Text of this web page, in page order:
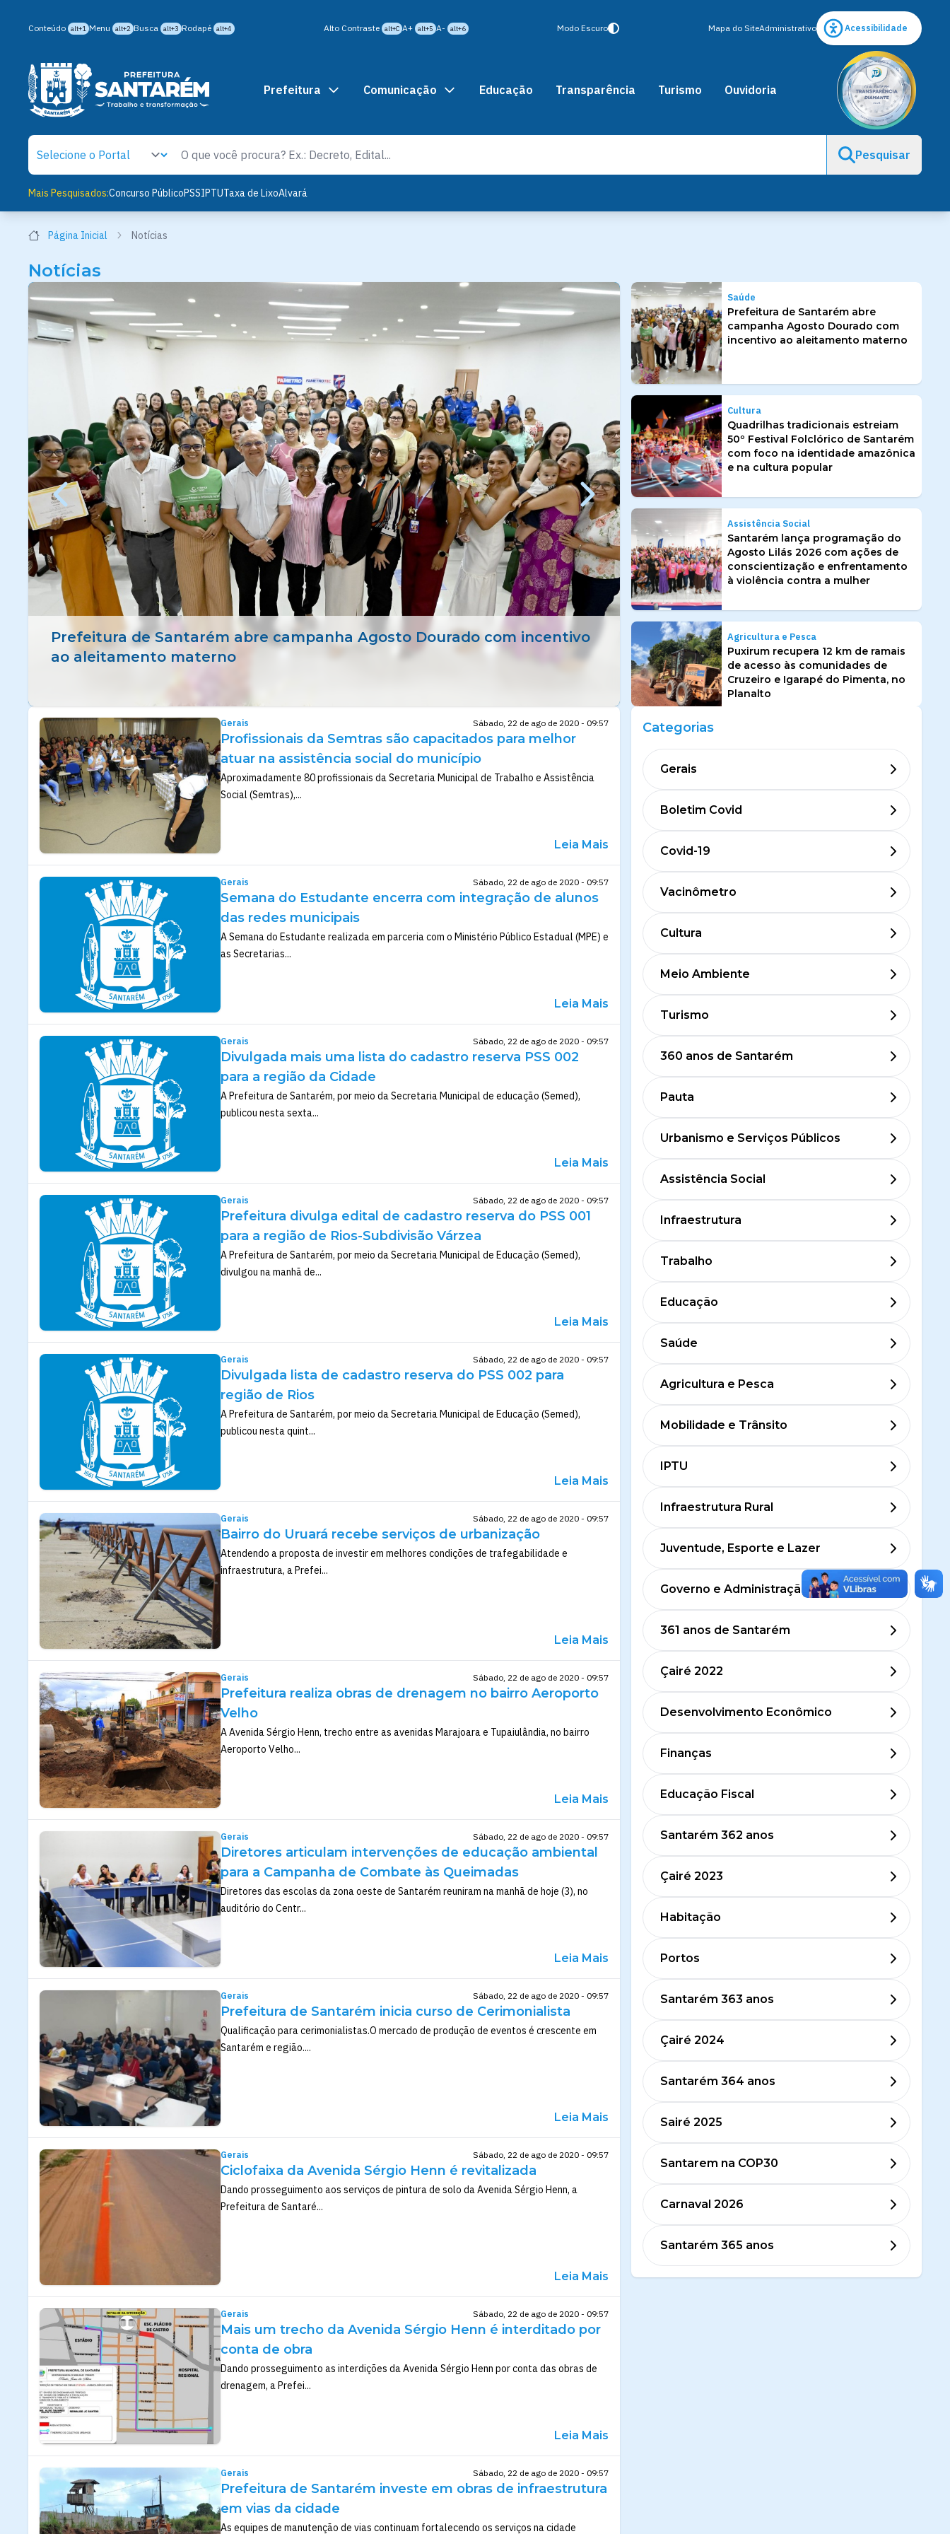
Conteúdo alt+1 Menu alt+2 Busca alt+3 Rodapé alt+4 Alto Contraste alt+C A+ alt+5 A- alt+6 Modo Escuro Mapa do SiteAdministrativo Acessibilidade
Prefeitura Comunicação Educação Transparência Turismo Ouvidoria
Pesquisar
Mais Pesquisados:Concurso PúblicoPSSIPTUTaxa de LixoAlvará
Página Inicial Notícias
Notícias
Prefeitura de Santarém abre campanha Agosto Dourado com incentivo
ao aleitamento materno
Saúde
Prefeitura de Santarém abre
campanha Agosto Dourado com
incentivo ao aleitamento materno
Cultura
Quadrilhas tradicionais estreiam
50º Festival Folclórico de Santarém
com foco na identidade amazônica
e na cultura popular
Assistência Social
Santarém lança programação do
Agosto Lilás 2026 com ações de
conscientização e enfrentamento
à violência contra a mulher
Agricultura e Pesca
Puxirum recupera 12 km de ramais
de acesso às comunidades de
Cruzeiro e Igarapé do Pimenta, no
Planalto
Gerais Sábado, 22 de ago de 2020 - 09:57
Profissionais da Semtras são capacitados para melhor
atuar na assistência social do município
Aproximadamente 80 profissionais da Secretaria Municipal de Trabalho e Assistência
Social (Semtras),...
Leia Mais
Gerais Sábado, 22 de ago de 2020 - 09:57
Semana do Estudante encerra com integração de alunos
das redes municipais
A Semana do Estudante realizada em parceria com o Ministério Público Estadual (MPE) e
as Secretarias...
Leia Mais
Gerais Sábado, 22 de ago de 2020 - 09:57
Divulgada mais uma lista do cadastro reserva PSS 002
para a região da Cidade
A Prefeitura de Santarém, por meio da Secretaria Municipal de educação (Semed),
publicou nesta sexta...
Leia Mais
Gerais Sábado, 22 de ago de 2020 - 09:57
Prefeitura divulga edital de cadastro reserva do PSS 001
para a região de Rios-Subdivisão Várzea
A Prefeitura de Santarém, por meio da Secretaria Municipal de Educação (Semed),
divulgou na manhã de...
Leia Mais
Gerais Sábado, 22 de ago de 2020 - 09:57
Divulgada lista de cadastro reserva do PSS 002 para
região de Rios
A Prefeitura de Santarém, por meio da Secretaria Municipal de Educação (Semed),
publicou nesta quint...
Leia Mais
Gerais Sábado, 22 de ago de 2020 - 09:57
Bairro do Uruará recebe serviços de urbanização
Atendendo a proposta de investir em melhores condições de trafegabilidade e
infraestrutura, a Prefei...
Leia Mais
Gerais Sábado, 22 de ago de 2020 - 09:57
Prefeitura realiza obras de drenagem no bairro Aeroporto
Velho
A Avenida Sérgio Henn, trecho entre as avenidas Marajoara e Tupaiulândia, no bairro
Aeroporto Velho...
Leia Mais
Gerais Sábado, 22 de ago de 2020 - 09:57
Diretores articulam intervenções de educação ambiental
para a Campanha de Combate às Queimadas
Diretores das escolas da zona oeste de Santarém reuniram na manhã de hoje (3), no
auditório do Centr...
Leia Mais
Gerais Sábado, 22 de ago de 2020 - 09:57
Prefeitura de Santarém inicia curso de Cerimonialista
Qualificação para cerimonialistas.O mercado de produção de eventos é crescente em
Santarém e região....
Leia Mais
Gerais Sábado, 22 de ago de 2020 - 09:57
Ciclofaixa da Avenida Sérgio Henn é revitalizada
Dando prosseguimento aos serviços de pintura de solo da Avenida Sérgio Henn, a
Prefeitura de Santaré...
Leia Mais
Gerais Sábado, 22 de ago de 2020 - 09:57
Mais um trecho da Avenida Sérgio Henn é interditado por
conta de obra
Dando prosseguimento as interdições da Avenida Sérgio Henn por conta das obras de
drenagem, a Prefei...
Leia Mais
Gerais Sábado, 22 de ago de 2020 - 09:57
Prefeitura de Santarém investe em obras de infraestrutura
em vias da cidade
As equipes de manutenção de vias continuam fortalecendo os serviços na cidade
Categorias
Gerais
Boletim Covid
Covid-19
Vacinômetro
Cultura
Meio Ambiente
Turismo
360 anos de Santarém
Pauta
Urbanismo e Serviços Públicos
Assistência Social
Infraestrutura
Trabalho
Educação
Saúde
Agricultura e Pesca
Mobilidade e Trânsito
IPTU
Infraestrutura Rural
Juventude, Esporte e Lazer
Governo e Administração
361 anos de Santarém
Çairé 2022
Desenvolvimento Econômico
Finanças
Educação Fiscal
Santarém 362 anos
Çairé 2023
Habitação
Portos
Santarém 363 anos
Çairé 2024
Santarém 364 anos
Sairé 2025
Santarem na COP30
Carnaval 2026
Santarém 365 anos